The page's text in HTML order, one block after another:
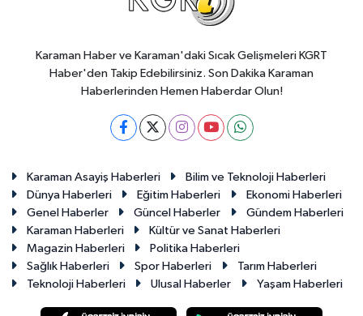
Karaman Haber ve Karaman'daki Sıcak Gelişmeleri KGRT
Haber'den Takip Edebilirsiniz. Son Dakika Karaman
Haberlerinden Hemen Haberdar Olun!
Karaman Asayiş Haberleri
Bilim ve Teknoloji Haberleri
Dünya Haberleri
Eğitim Haberleri
Ekonomi Haberleri
Genel Haberler
Güncel Haberler
Gündem Haberleri
Karaman Haberleri
Kültür ve Sanat Haberleri
Magazin Haberleri
Politika Haberleri
Sağlık Haberleri
Spor Haberleri
Tarım Haberleri
Teknoloji Haberleri
Ulusal Haberler Yaşam Haberleri